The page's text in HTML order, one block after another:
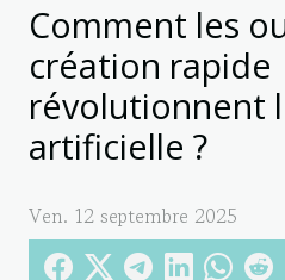
Comment les
création rapide
révolutionnent
artificielle ?
Ven. 12 septembre 2025